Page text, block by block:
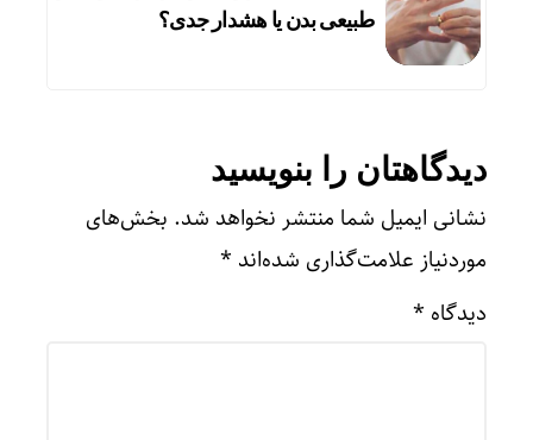
طبیعی بدن یا هشدار جدی؟
دیدگاهتان را بنویسید
نشانی ایمیل شما منتشر نخواهد شد. بخش‌های
موردنیاز علامت‌گذاری شده‌اند *
دیدگاه *